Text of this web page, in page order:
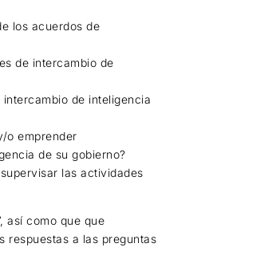
los acuerdos de
de intercambio de
de inteligencia
o emprender
de su gobierno?
las actividades
así como que que
respuestas a las preguntas